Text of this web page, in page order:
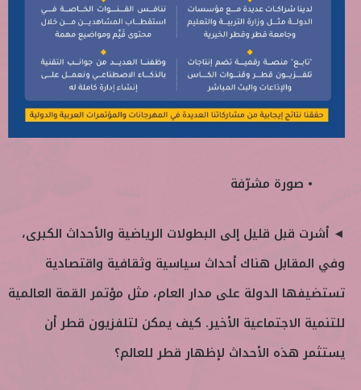
• صورة مشرّفة
◄ أشرت قبل قليل إلى البطولات الرياضية والأحداث الكبرى،
وفي المقابل هناك أحداث سياسية وثقافية واقتصادية
تستضيفها الدولة على مدار العام، مثل مؤتمر القمة العالمية
للتنمية الاجتماعية الأخير. كيف يمكن لتلفزيون قطر أن
يستثمر هذه الأحداث لإظهار قطر للعالم؟